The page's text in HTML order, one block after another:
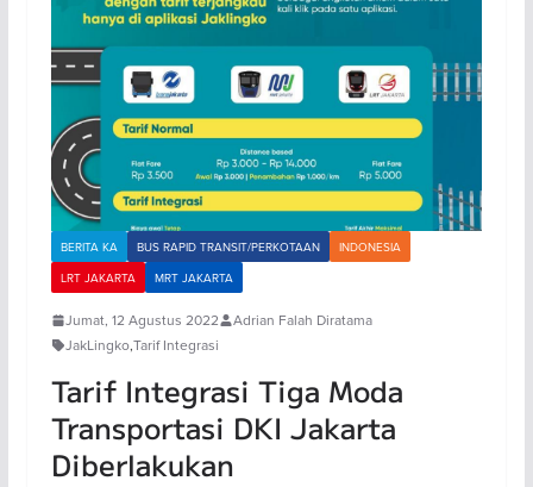
BERITA KA BUS RAPID TRANSIT/PERKOTAAN
INDONESIA
LRT JAKARTA
MRT JAKARTA
Jumat, 12 Agustus 2022
Adrian Falah Diratama
JakLingko,Tarif Integrasi
Tarif Integrasi Tiga Moda
Transportasi DKI Jakarta
Diberlakukan